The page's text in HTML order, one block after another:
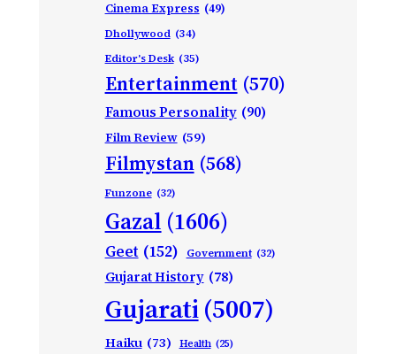
Cinema Express (49)
Dhollywood (34)
Editor's Desk (35)
Entertainment (570)
Famous Personality (90)
Film Review (59)
Filmystan (568)
Funzone (32)
Gazal (1606)
Geet (152) Government (32)
Gujarat History (78)
Gujarati(5007)
Haiku (73) Health (25)